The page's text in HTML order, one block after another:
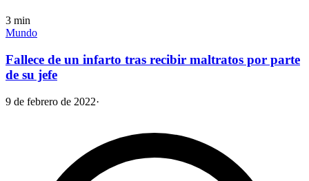
3 min
Mundo
Fallece de un infarto tras recibir maltratos por parte
de su jefe
9 de febrero de 2022·